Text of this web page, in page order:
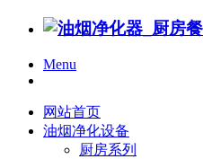
Menu
网站首页
油烟净化设备
厨房系列